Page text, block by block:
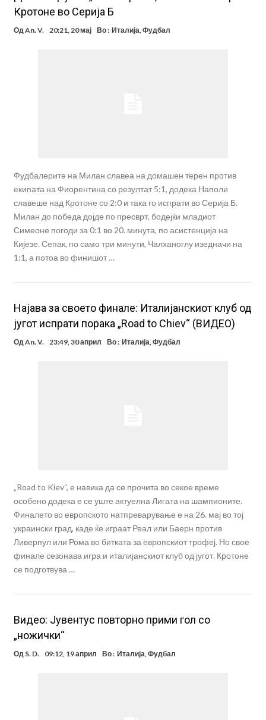
Кротоне во Серија Б
Од An. V. 20:21, 20 мај Во : Италија Фудбал
Фудбалерите на Милан славеа на домашен терен против
екипата на Фиорентина со резултат 5:1, додека Наполи
славеше над Кротоне со 2:0 и така го испрати во Серија Б.
Милан до победа дојде по пресврт, бодејќи младиот
Симеоне погоди за 0:1 во 20. минута, по асистенција на
Кијезе. Сепак, по само три минути, Чалханоглу изедначи на
1:1, а потоа во финишот …
Најава за своето финале: Италијанскиот клуб од
југот испрати порака „Road to Chiev“ (ВИДЕО)
ОдAn. V. 23:49, 30 април Во : Италија,Фудбал
„Road to Kiev“, е навика да се прочита во секое време
особено додека е се уште актуелна Лигата на шампионите.
Финалето во европското натпреварување е на 26. мај во тој
украински град, каде ќе играат Реал или Баерн против
Ливерпул или Рома во битката за европскиот трофеј. Но свое
финале сезонава игра и италијанскиот клуб од југот. Кротоне
се подготвува …
Видео: Јувентус повторно прими гол со
„ножички“
Од S. D. 09:12, 19 април Во : Италија,Фудбал